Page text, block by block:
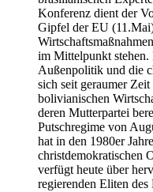
Konferenz dient der
Gipfel der EU
im Mittelpunkt stehen.
Außenpolitik und die
sich seit geraumer
bolivianischen
deren Mutterpartei
Putschregime von
hat in den 1980er
christdemokratischen
verfügt heute über
regierenden Eliten des